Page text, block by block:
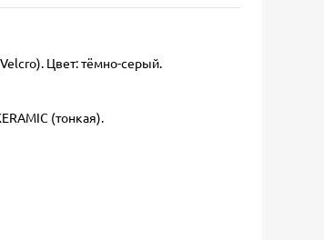
Цвет: тёмно-серый.
(тонкая).